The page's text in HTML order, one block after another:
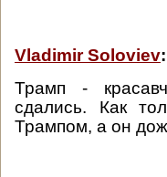
Vladimir Soloviev:
Трамп -
сдались. Как
Трампом, а он